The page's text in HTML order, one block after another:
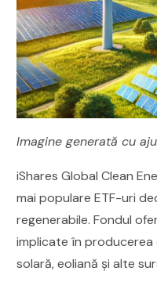
Imagine generată cu
iShares Global Clean
mai populare ETF-uri
regenerabile. Fondul
implicate în producerea
solară, eoliană și alte